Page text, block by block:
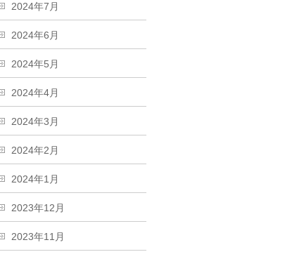
2024年7月
2024年6月
2024年5月
2024年4月
2024年3月
2024年2月
2024年1月
2023年12月
2023年11月